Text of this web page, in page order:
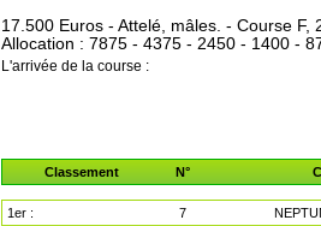
17.500 Euros - Attelé, mâles. - Course F,
Allocation : 7875 - 4375 - 2450 - 1400 -
L'arrivée de la course :
Classement N°
1er : 7